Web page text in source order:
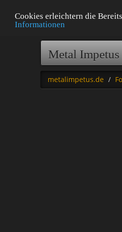
Cookies erleichtern die
Informationen
Metal Impetus
metalimpetus.de